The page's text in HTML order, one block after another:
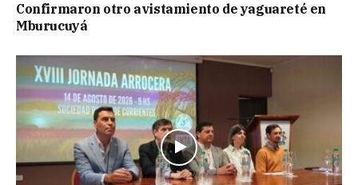
Confirmaron otro avistamiento de yaguareté en
Mburucuyá